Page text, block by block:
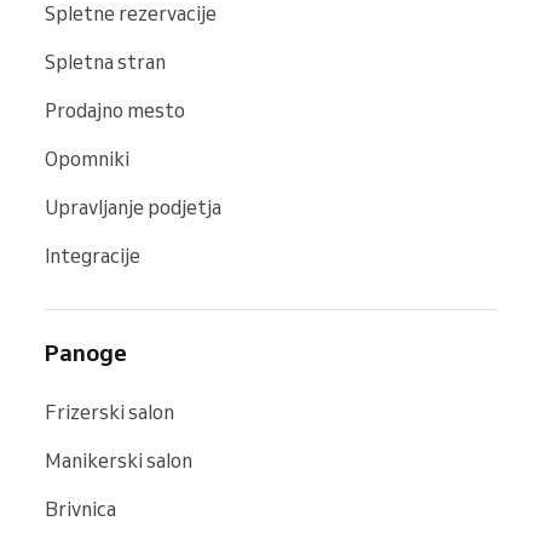
Spletne rezervacije
Spletna stran
Prodajno mesto
Opomniki
Upravljanje podjetja
Integracije
Panoge
Frizerski salon
Manikerski salon
Brivnica